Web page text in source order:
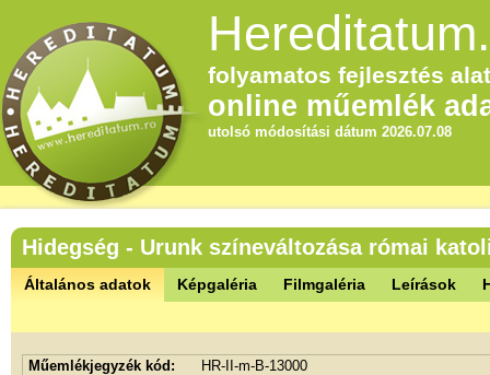
folyamatos fejlesztés
online műemlék
utolsó módosítási dátum 2026.07.08
Hidegség - Urunk színeváltozása római
Általános adatok Képgaléria Filmgaléria Leírások
Műemlékjegyzék kód:
HR-II-m-B-13000